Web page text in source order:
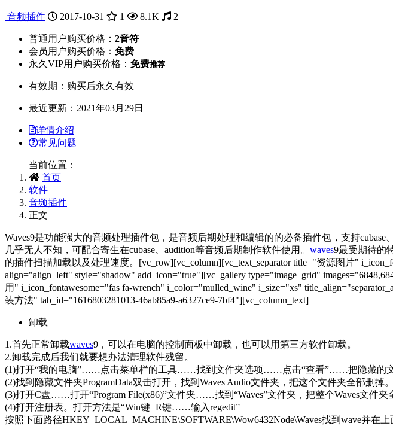
音频插件 2017-10-31 1 8.1K 2
普通用户购买价格： 2音符
会员用户购买价格： 免费
永久VIP用户购买价格： 免费推荐
有效期：购买后永久有效
最近更新：2021年03月29日
详情介绍
常见问题
当前位置：
首页
软件
音频插件
正文
Waves9是功能强大的音频处理插件包，是音频后期处理和编辑的的必备插件包，支持cubase
几乎无人不知，可配合寄生在cubase、audition等音频后期制作软件使用。 waves9最受期待的
的插件扫描加载以及处理速度。[vc_row][vc_column][vc_text_separator title="资源图片"
align="align_left" style="shadow" add_icon="true"][vc_gallery type="image_grid"
用" i_icon_fontawesome="fas fa-wrench" i_color="mulled_wine" i_size="xs"
装方法" tab_id="1616803281013-46ab85a9-a6327ce9-7bf4"][vc_column_text]
卸载
1.首先正常卸载waves9，可以在电脑的控制面板中卸载，也可以用第三方软件卸载。
2.卸载完成后我们就要想办法清理软件残留。
(1)打开“我的电脑”……点击菜单栏的工具……找到文件夹选项……点击“查看”……把隐藏的文
(2)找到隐藏文件夹ProgramData双击打开，找到Waves Audio文件夹，把这个文件夹全部删掉。
(3)打开C盘……打开“Program File(x86)”文件夹……找到“Waves”文件夹，把整个Waves文件夹
(4)打开注册表。打开方法是“Win键+R键……输入regedit”
按照下面路径HKEY_LOCAL_MACHINE\SOFTWARE\Wow6432Node\Waves找到wave并在上